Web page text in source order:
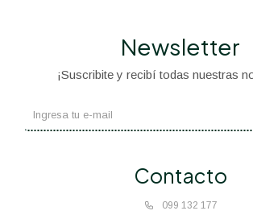
Contacto
099 132 177
Newsletter
¡Suscribite y recibí todas nuestras